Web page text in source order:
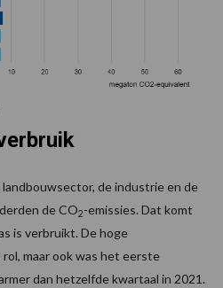
de industrie en de
de CO2-emissies. Dat komt
is verbruikt. De hoge
maar ook was het eerste
dan hetzelfde kwartaal in 2021.